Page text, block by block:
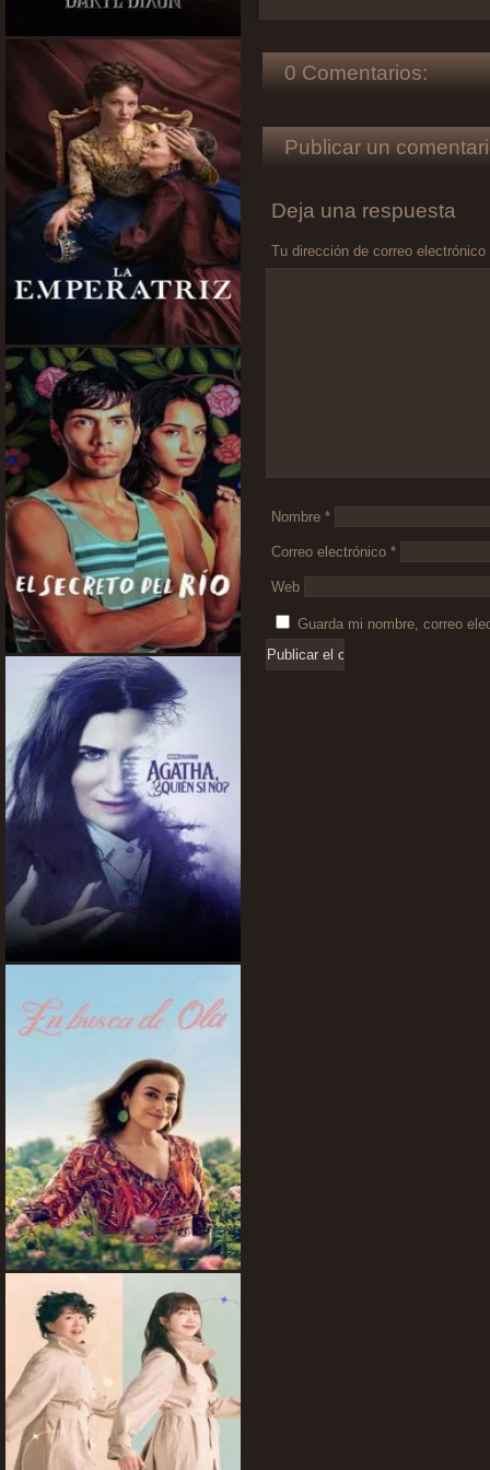
0 Comentarios:
Publicar un
Deja una respuesta
Tu dirección de correo
Nombre *
Correo electrónico *
Web
Guarda mi nombre, correo